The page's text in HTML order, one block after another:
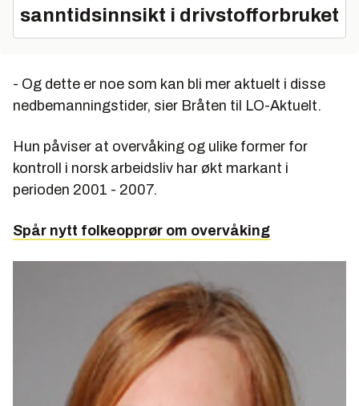
sanntidsinnsikt i drivstofforbruket
- Og dette er noe som kan bli mer aktuelt i disse
nedbemanningstider, sier Bråten til LO-Aktuelt.
Hun påviser at overvåking og ulike former for
kontroll i norsk arbeidsliv har økt markant i
perioden 2001 - 2007.
Spår nytt folkeopprør om overvåking